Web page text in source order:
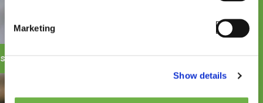
Marketing
Show details